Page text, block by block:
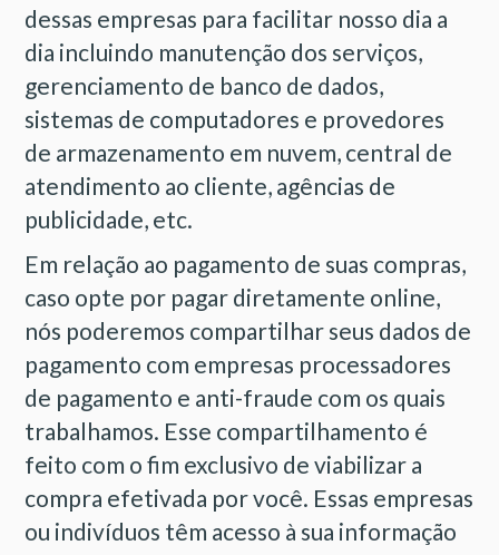
dessas empresas para facilitar nosso dia a
dia incluindo manutenção dos serviços,
gerenciamento de banco de dados,
sistemas de computadores e provedores
de armazenamento em nuvem, central de
atendimento ao cliente, agências de
publicidade, etc.
Em relação ao pagamento de suas compras,
caso opte por pagar diretamente online,
nós poderemos compartilhar seus dados de
pagamento com empresas processadores
de pagamento e anti-fraude com os quais
trabalhamos. Esse compartilhamento é
feito com o fim exclusivo de viabilizar a
compra efetivada por você. Essas empresas
ou indivíduos têm acesso à sua informação